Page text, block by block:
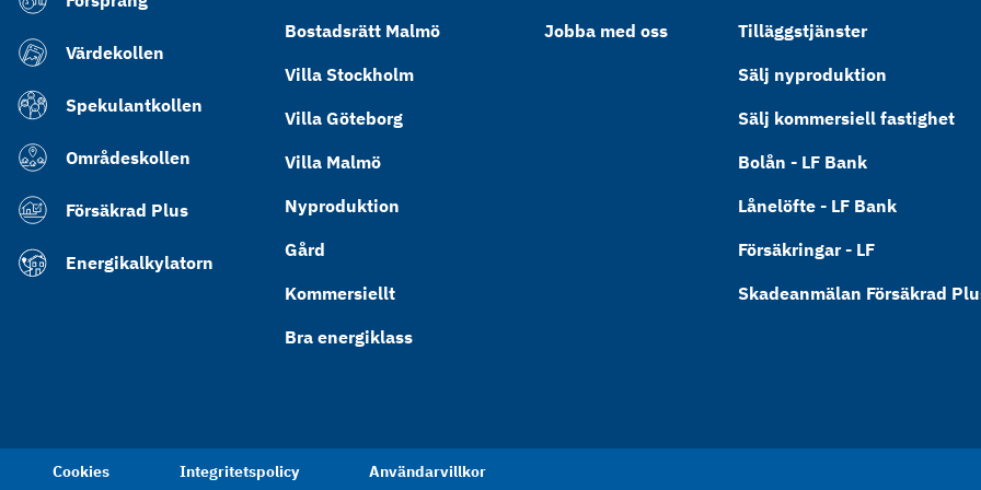
Värdekollen
Spekulantkollen
Områdeskollen
Försäkrad Plus
Energikalkylatorn
Bostadsrätt Malmö
Villa Stockholm
Villa Göteborg
Villa Malmö
Nyproduktion
Gård
Kommersiellt
Bra energiklass
Jobba med oss
Tilläggstjänster
Sälj nyproduktion
Sälj kommersiell fastighet
Bolån - LF Bank
Lånelöfte - LF Bank
Försäkringar - LF
Skadeanmälan Försäkrad
Cookies Integritetspolicy Användarvillkor